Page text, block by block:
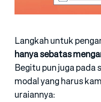
Langkah untuk
hanya sebatas
Begitu pun juga pada
modal yang harus
uraiannya: